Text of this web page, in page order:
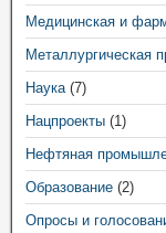
Медицинская и
Металлургическая
Наука(7)
Нацпроекты (1)
Нефтяная
Образование (2)
Опросы и